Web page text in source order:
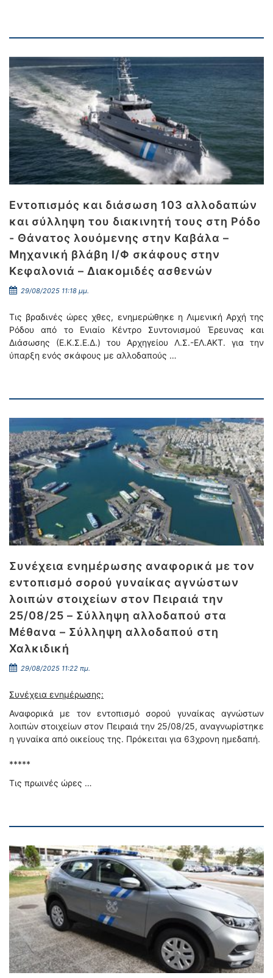
Εντοπισμός και διάσωση 103 αλλοδαπών
και σύλληψη του διακινητή τους στη Ρόδο
- Θάνατος λουόμενης στην Καβάλα –
Μηχανική βλάβη Ι/Φ σκάφους στην
Κεφαλονιά – Διακομιδές ασθενών
29/08/2025 11:18 μμ.
Τις βραδινές ώρες χθες, ενημερώθηκε η Λιμενική Αρχή της
Ρόδου από το Ενιαίο Κέντρο Συντονισμού Έρευνας και
Διάσωσης (Ε.Κ.Σ.Ε.Δ.) του Αρχηγείου Λ.Σ.-ΕΛ.ΑΚΤ. για την
ύπαρξη ενός σκάφους με αλλοδαπούς …
Συνέχεια ενημέρωσης αναφορικά με τον
εντοπισμό σορού γυναίκας αγνώστων
λοιπών στοιχείων στον Πειραιά την
25/08/25 – Σύλληψη αλλοδαπού στα
Μέθανα – Σύλληψη αλλοδαπού στη
Χαλκιδική
29/08/2025 11:22 πμ.
Συνέχεια ενημέρωσης:
Αναφορικά με τον εντοπισμό σορού γυναίκας αγνώστων
λοιπών στοιχείων στον Πειραιά την 25/08/25, αναγνωρίστηκε
η γυναίκα από οικείους της. Πρόκειται για 63χρονη ημεδαπή.
*****
Τις πρωινές ώρες …